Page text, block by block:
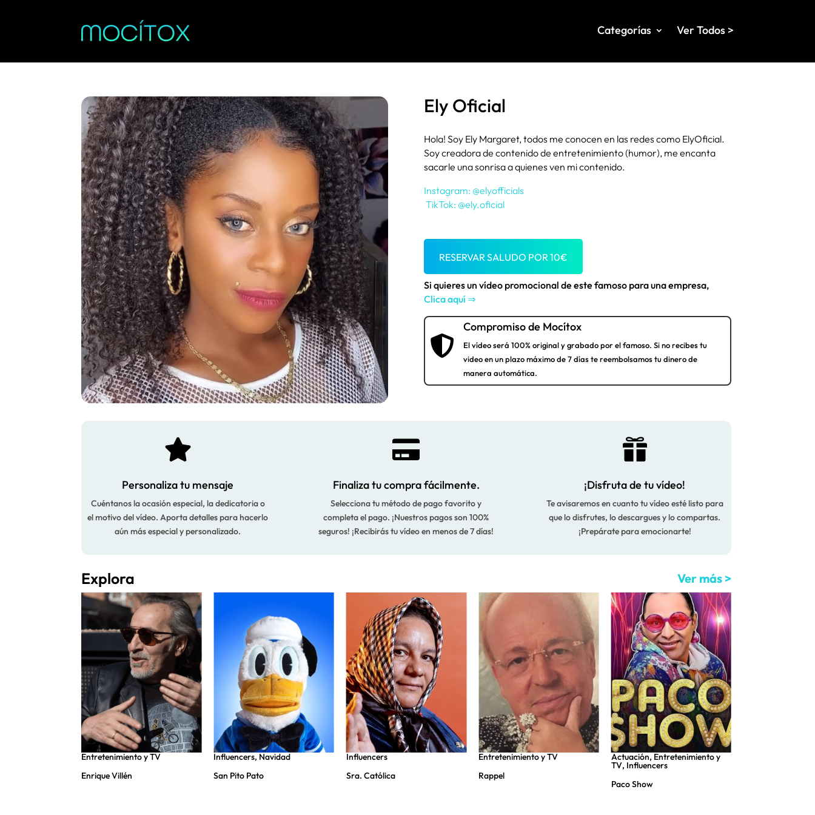
Categorías Ver Todos >
Ely Oficial
Hola! Soy Ely Margaret, todos me conocen en las redes como ElyOficial.
Soy creadora de contenido de entretenimiento (humor), me encanta
sacarle una sonrisa a quienes ven mi contenido.
Instagram: @elyofficials
TikTok: @ely.oficial
RESERVAR SALUDO POR10€
Si quieres un vídeo promocional de este famoso para una empresa,
Clica aquí ⇒

Compromiso de Mocítox
El vídeo será 100% original y grabado por el famoso. Si no recibes tu
video en un plazo máximo de 7 días te reembolsamos tu dinero de
manera automática.

Personaliza tu mensaje
Cuéntanos la ocasión especial, la dedicatoria o
el motivo del vídeo. Aporta detalles para hacerlo
aún más especial y personalizado.

Finaliza tu compra fácilmente.
Selecciona tu método de pago favorito y
completa el pago. ¡Nuestros pagos son 100%
seguros! ¡Recibirás tu vídeo en menos de 7 días!

¡Disfruta de tu vídeo!
Te avisaremos en cuanto tu vídeo esté listo para
que lo disfrutes, lo descargues y lo compartas.
¡Prepárate para emocionarte!
Explora Ver más >
Entretenimiento y TV
Enrique Villén
Influencers, Navidad
San Pito Pato
Influencers
Sra. Católica
Entretenimiento y TV
Rappel
Actuación, Entretenimiento y
TV, Influencers
Paco Show